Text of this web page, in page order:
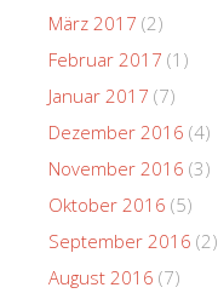
März 2017 (2)
Februar 2017 (1)
Januar 2017 (7)
Dezember 2016 (4)
November 2016 (3)
Oktober 2016 (5)
September 2016 (2)
August 2016 (7)